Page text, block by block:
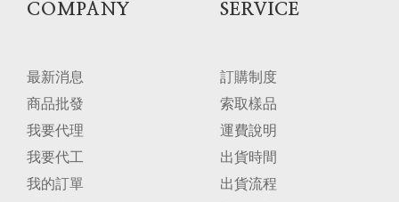
COMPANY
最新消息
商品批發
我要代理
我要代工
我的訂單
SERVICE
訂購制度
索取樣品
運費說明
出貨時間
出貨流程